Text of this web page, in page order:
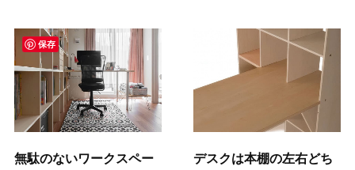
無駄のないワークスペー
デスクは本棚の左右どち
保存